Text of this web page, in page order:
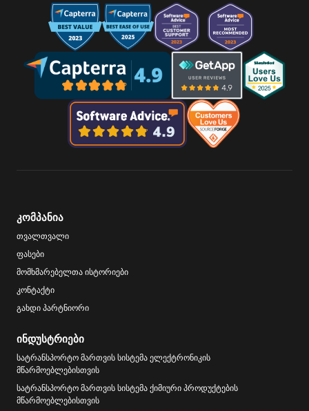
კომპანია
თვალთვალი
ფასები
მომხმარებელთა ისტორიები
კონტაქტი
გახდი პარტნიორი
ინდუსტრიები
სატრანსპორტო მართვის სისტემა ელექტრონიკის
მწარმოებლებისთვის
სატრანსპორტო მართვის სისტემა ქიმიური პროდუქტების
მწარმოებლებისთვის